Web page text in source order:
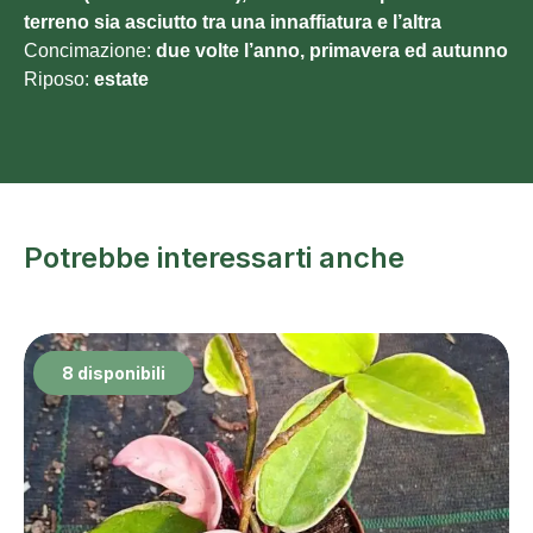
terreno sia asciutto tra una innaffiatura e l’altra
Concimazione: due volte l’anno, primavera ed autunno
Riposo: estate
Potrebbe interessarti anche
8 disponibili